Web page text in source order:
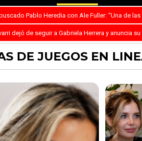
Pablo Heredia con Ale Fuller: “Una de
dejó de seguir a Gabriela Herrera y anuncia
DE JUEGOS EN